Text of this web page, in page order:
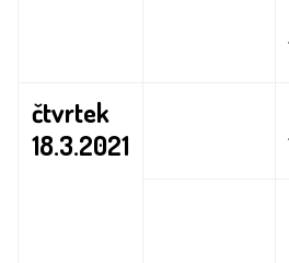
čtvrtek
18.3.2021